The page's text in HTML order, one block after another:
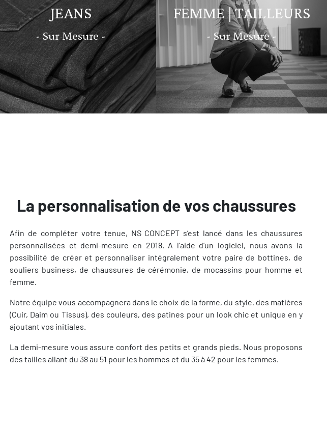
JEANS
- Sur Mesure -
FEMME | TAILLEURS
- Sur Mesure -
La personnalisation de vos chaussures
Afin de compléter votre tenue, NS CONCEPT s’est lancé dans les chaussures
personnalisées et demi-mesure en 2018. A l’aide d’un logiciel, nous avons la
possibilité de créer et personnaliser intégralement votre paire de bottines, de
souliers business, de chaussures de cérémonie, de mocassins pour homme et
femme.
Notre équipe vous accompagnera dans le choix de la forme, du style, des matières
(Cuir, Daim ou Tissus), des couleurs, des patines pour un look chic et unique en y
ajoutant vos initiales.
La demi-mesure vous assure confort des petits et grands pieds. Nous proposons
des tailles allant du 38 au 51 pour les hommes et du 35 à 42 pour les femmes.